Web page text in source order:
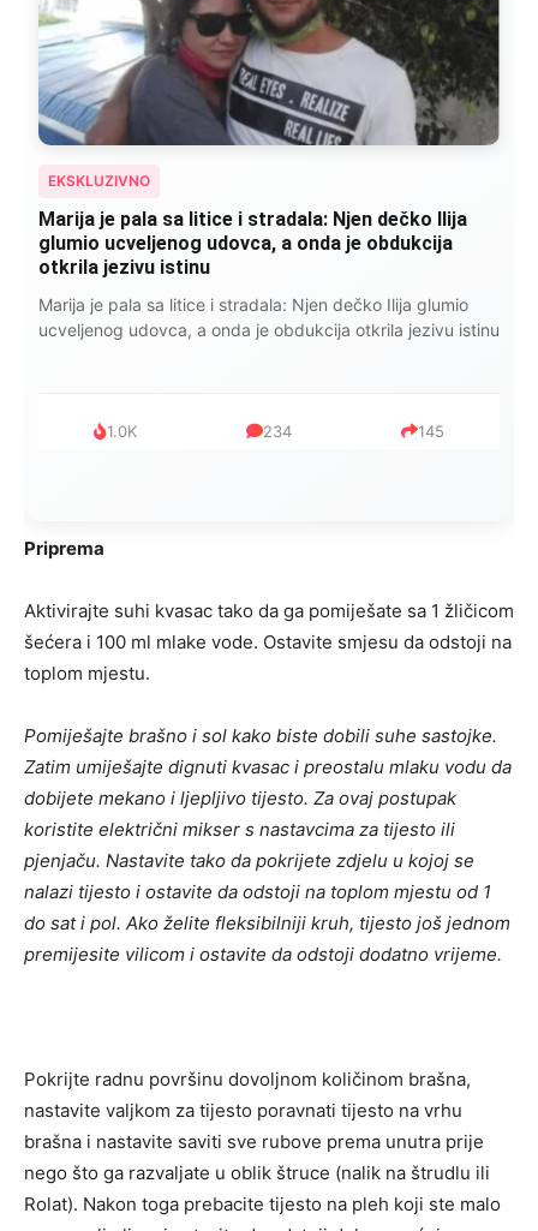
EKSKLUZIVNO
Kad se Marin suprug razbolio ona ga kupala,
pelene mu mijenjala: Jedno jutro je poslao po
čokoladu..
Kad se Marin suprug razbolio ona ga kupala, pelene mu
mijenjala: Jedno jutro je poslao po čokoladu..
999 321 234
Priprema
Aktivirajte suhi kvasac tako da ga pomiješate sa 1 žličicom
šećera i 100 ml mlake vode. Ostavite smjesu da odstoji na
toplom mjestu.
Pomiješajte brašno i sol kako biste dobili suhe sastojke.
Zatim umiješajte dignuti kvasac i preostalu mlaku vodu da
dobijete mekano i ljepljivo tijesto. Za ovaj postupak
koristite električni mikser s nastavcima za tijesto ili
pjenjaču. Nastavite tako da pokrijete zdjelu u kojoj se
nalazi tijesto i ostavite da odstoji na toplom mjestu od 1
do sat i pol. Ako želite fleksibilniji kruh, tijesto još jednom
premijesite vilicom i ostavite da odstoji dodatno vrijeme.
Pokrijte radnu površinu dovoljnom količinom brašna,
nastavite valjkom za tijesto poravnati tijesto na vrhu
brašna i nastavite saviti sve rubove prema unutra prije
nego što ga razvaljate u oblik štruce (nalik na štrudlu ili
Rolat). Nakon toga prebacite tijesto na pleh koji ste malo